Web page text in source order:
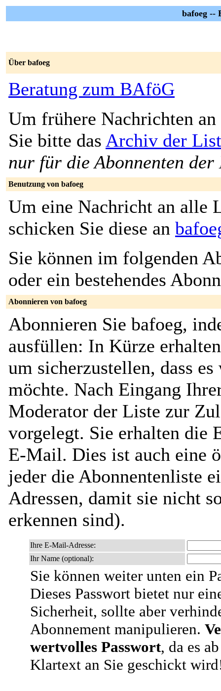
bafoeg --
Über bafoeg
Beratung zum BAföG
Um frühere Nachrichten an
Sie bitte das Archiv der
nur für die Abonnenten
Benutzung von bafoeg
Um eine Nachricht an alle
schicken Sie diese an
Sie können im folgenden
oder ein bestehendes
Abonnieren von bafoeg
Abonnieren Sie bafoeg,
ausfüllen: In Kürze
um sicherzustellen, dass
möchte. Nach Eingang
Moderator der Liste zur
vorgelegt. Sie erhalten die
E-Mail. Dies ist auch eine
jeder die Abonnentenliste
Adressen, damit sie nicht
erkennen sind).
Ihre E-Mail-Adresse:
Ihr Name (optional):
Sie können weiter unten ein
Dieses Passwort bietet nur
Sicherheit, sollte aber
Abonnement manipulieren.
wertvolles Passwort, da es
Klartext an Sie geschickt